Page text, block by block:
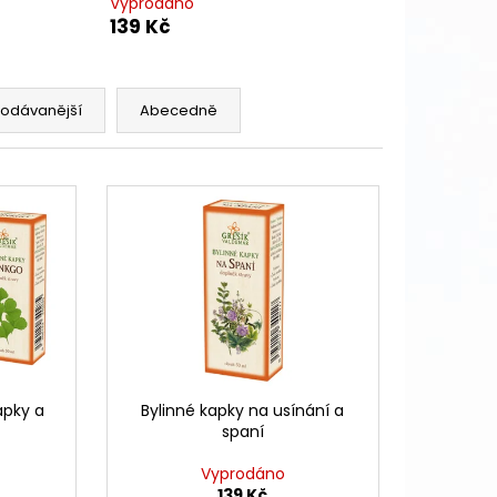
139 Kč
Abecedně
a
Bylinné kapky na usínání a
spaní
Vyprodáno